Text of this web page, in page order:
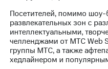
Еврооблигации-
Уведомление
о
погашении
именных
облигаций
Другое
Посетителей, помимо
развлекательных зон с
интеллектуальными,
челленджами от МТС Web
группы МТС, а также
хедлайнером и